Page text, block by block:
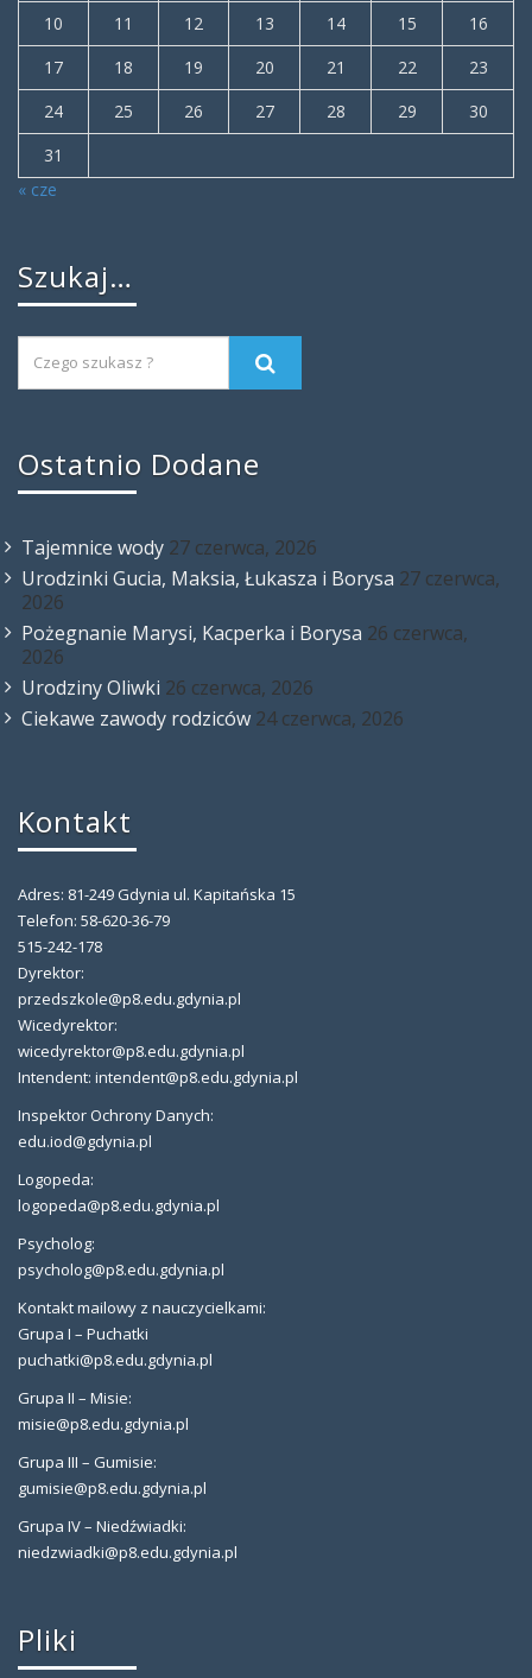
10
11 12 13 14 15
16
17
18 19 20 21 22
23
24
25 26 27 28 29
30
31
« cze
Szukaj…
Ostatnio Dodane
Tajemnice wody 27 czerwca, 2026
Urodzinki Gucia, Maksia, Łukasza i Borysa 27 czerwca,
2026
Pożegnanie Marysi, Kacperka i Borysa 26 czerwca,
2026
Urodziny Oliwki 26 czerwca, 2026
Ciekawe zawody rodziców 24 czerwca, 2026
Kontakt
Adres: 81-249 Gdynia ul. Kapitańska 15
Telefon: 58-620-36-79
515-242-178
Dyrektor:
przedszkole@p8.edu.gdynia.pl
Wicedyrektor:
wicedyrektor@p8.edu.gdynia.pl
Intendent: intendent@p8.edu.gdynia.pl
Inspektor Ochrony Danych:
edu.iod@gdynia.pl
Logopeda:
logopeda@p8.edu.gdynia.pl
Psycholog:
psycholog@p8.edu.gdynia.pl
Kontakt mailowy z nauczycielkami:
Grupa I – Puchatki
puchatki@p8.edu.gdynia.pl
Grupa II – Misie:
misie@p8.edu.gdynia.pl
Grupa III – Gumisie:
gumisie@p8.edu.gdynia.pl
Grupa IV – Niedźwiadki:
niedzwiadki@p8.edu.gdynia.pl
Pliki